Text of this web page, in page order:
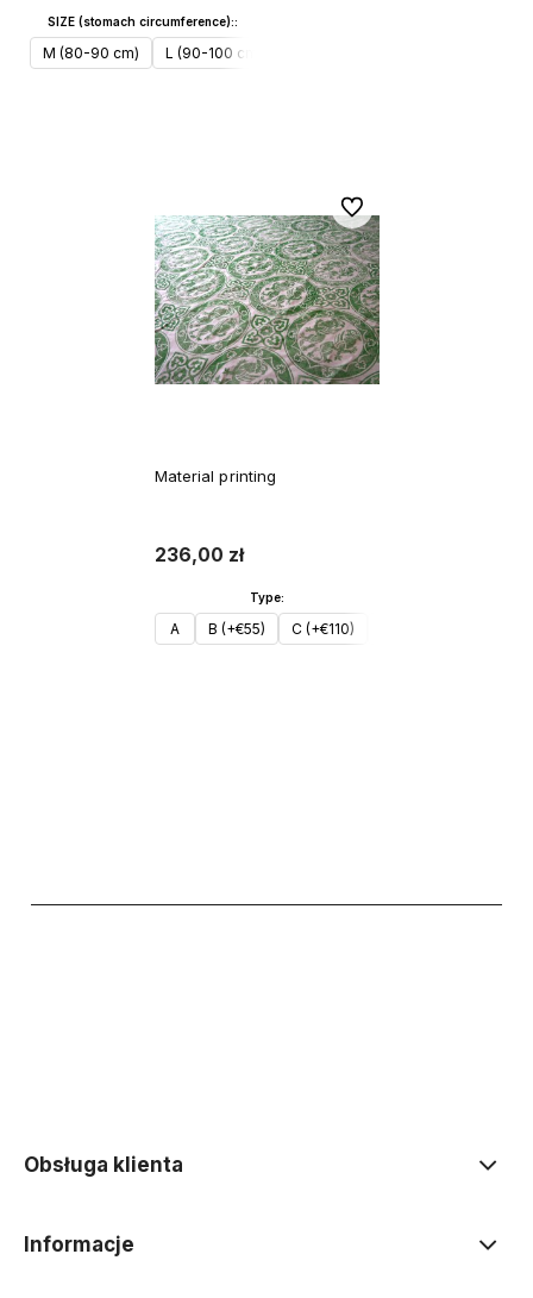
SIZE (stomach circumference)::
M (80-90 cm) L (90-100 cm)
Material printing
236,00 zł
Type:
A B (+€55) C (+€110)
Do ulubionych
Obsługa klienta
Informacje